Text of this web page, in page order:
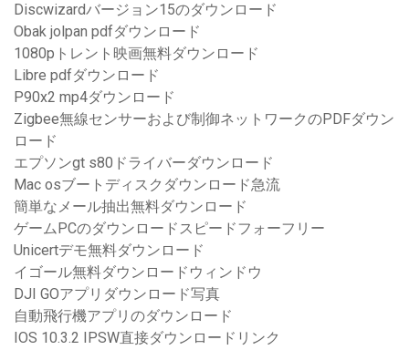
Discwizardバージョン15のダウンロード
Obak jolpan pdfダウンロード
1080pトレント映画無料ダウンロード
Libre pdfダウンロード
P90x2 mp4ダウンロード
Zigbee無線センサーおよび制御ネットワークのPDFダウン
ロード
エプソンgt s80ドライバーダウンロード
Mac osブートディスクダウンロード急流
簡単なメール抽出無料ダウンロード
ゲームPCのダウンロードスピードフォーフリー
Unicertデモ無料ダウンロード
イゴール無料ダウンロードウィンドウ
DJI GOアプリダウンロード写真
自動飛行機アプリのダウンロード
IOS 10.3.2 IPSW直接ダウンロードリンク